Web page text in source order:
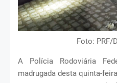
Foto: PRF/
A Polícia Rodoviária
madrugada desta quinta-